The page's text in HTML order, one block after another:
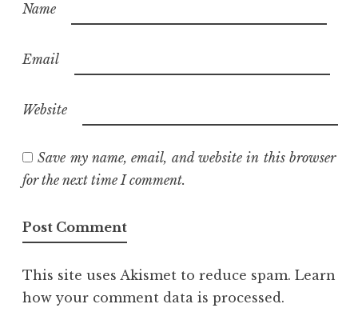
Name
Email
Website
Save my name, email, and website in this browser
for the next time I comment.
This site uses Akismet to reduce spam. Learn
how your comment data is processed.